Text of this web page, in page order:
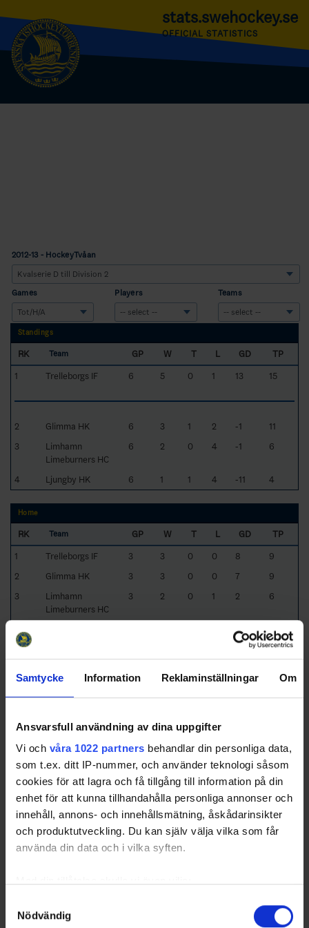
Samtycke Information Reklaminställningar Om
Ansvarsfull användning av dina uppgifter
Vi och våra 1022 partners behandlar din personliga data,
som t.ex. ditt IP-nummer, och använder teknologi såsom
cookies för att lagra och få tillgång till information på din
enhet för att kunna tillhandahålla personliga annonser och
innehåll, annons- och innehållsmätning, åskådarinsikter
och produktutveckling. Du kan själv välja vilka som får
använda din data och i vilka syften.
kan ha en noggrannhet på upp till flera meter
Nödvändig
stats.swehockey.se
OFFICIAL STATISTICS
2012-13 - HockeyTvåan
Games Players Teams
Standings
RK Team GP W T L GD
TP
1
Trelleborgs IF 6 5 0 1 13 15
2 Glimma HK 6 3 1 2 -1
11
3
Limhamn
Limeburners HC
6 2 0 4 -1 6
4 Ljungby HK 6 1 1 4 -11 4
Home
RK Team GP W T L GD
TP
1
Trelleborgs IF 3 3 0 0 8
9
2
Glimma HK 3 3 0 0 7
9
3
Limhamn
Limeburners HC
3 2 0 1 2 6
-3 4
Away
RK Team GP W T L GD
TP
2
Glimma HK 3 0 1 2
3
Limhamn
Limeburners HC
3 0 0 3 -3 0
4 Ljungby HK 3 0 0 3 -8 0
Swehockey ger dig tillgång till nyheter, livebevakning
och statistik för samtliga ishockeyserier som spelas i